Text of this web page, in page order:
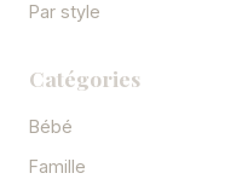
Par style
Catégories
Bébé
Famille